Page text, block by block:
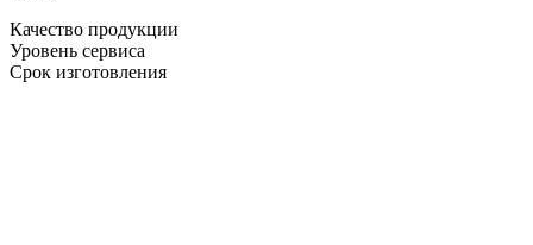
Качество продукции
Уровень сервиса
Срок изготовления